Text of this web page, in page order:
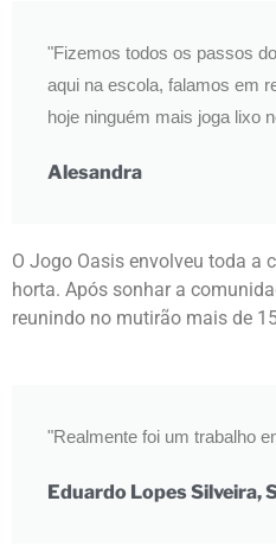
"Fizemos todos os passos
aqui na escola, falamos em
hoje ninguém mais joga lixo
Alesandra
O Jogo Oasis envolveu toda a
horta. Após sonhar a
reunindo no mutirão mais de
"Realmente foi um trabalho
Eduardo Lopes Silveira,